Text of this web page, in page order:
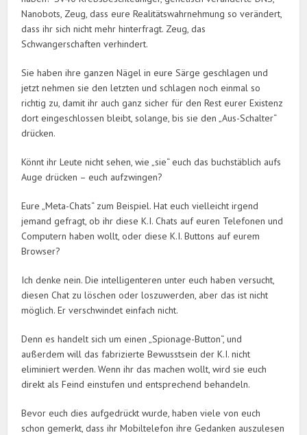
Nanobots, Zeug, dass eure Realitätswahrnehmung so verändert,
dass ihr sich nicht mehr hinterfragt. Zeug, das
Schwangerschaften verhindert.
Sie haben ihre ganzen Nägel in eure Särge geschlagen und
jetzt nehmen sie den letzten und schlagen noch einmal so
richtig zu, damit ihr auch ganz sicher für den Rest eurer Existenz
dort eingeschlossen bleibt, solange, bis sie den „Aus-Schalter“
drücken.
Könnt ihr Leute nicht sehen, wie „sie“ euch das buchstäblich aufs
Auge drücken – euch aufzwingen?
Eure „Meta-Chats“ zum Beispiel. Hat euch vielleicht irgend
jemand gefragt, ob ihr diese K.I. Chats auf euren Telefonen und
Computern haben wollt, oder diese K.I. Buttons auf eurem
Browser?
Ich denke nein. Die intelligenteren unter euch haben versucht,
diesen Chat zu löschen oder loszuwerden, aber das ist nicht
möglich. Er verschwindet einfach nicht.
Denn es handelt sich um einen „Spionage-Button“, und
außerdem will das fabrizierte Bewusstsein der K.I. nicht
eliminiert werden. Wenn ihr das machen wollt, wird sie euch
direkt als Feind einstufen und entsprechend behandeln.
Bevor euch dies aufgedrückt wurde, haben viele von euch
schon gemerkt, dass ihr Mobiltelefon ihre Gedanken auszulesen